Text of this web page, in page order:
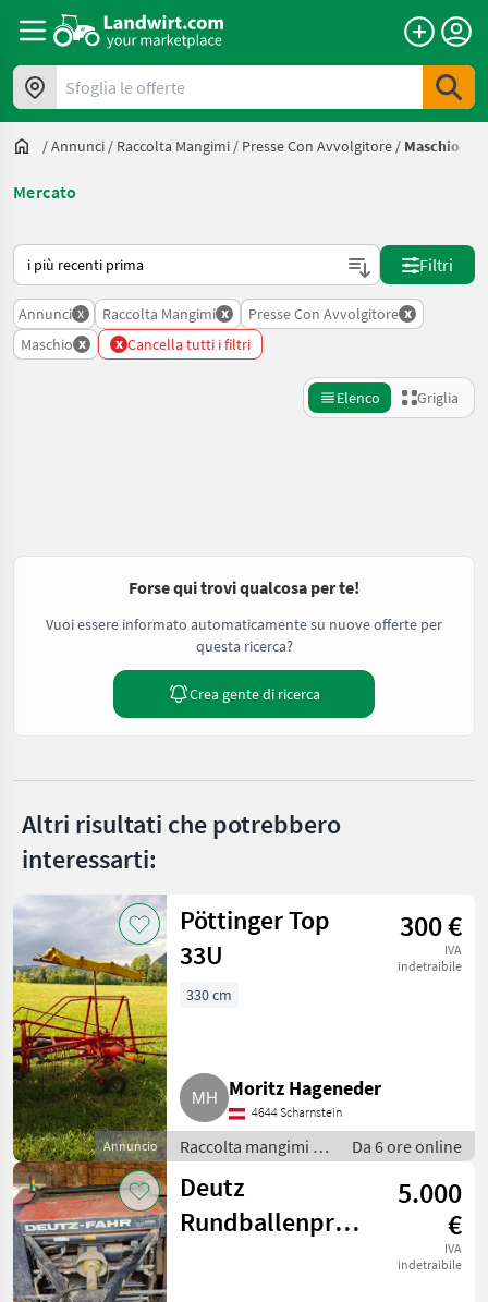
Sfoglia le offerte
/Annunci / Raccolta Mangimi / Presse Con Avvolgitore / Maschio
Mercato
Ecco come viene ordinato su Landwirt.com
Filtri
Annunci x Raccolta Mangimi x Presse Con Avvolgitore x
Maschio x x Cancella tutti i filtri
Elenco Griglia
Forse qui trovi qualcosa per te!
Vuoi essere informato automaticamente su nuove offerte per
questa ricerca?
Crea gente di ricerca
Altri risultati che potrebbero
interessarti:
Annuncio
Pöttinger Top
33U
300 €
IVA
indetraibile
330 cm
Moritz Hageneder
4644 Scharnstein
Raccolta mangimi /
Giroandanatore
Da 6 ore online
Deutz
Rundballenpresse
5.000
€
IVA
indetraibile